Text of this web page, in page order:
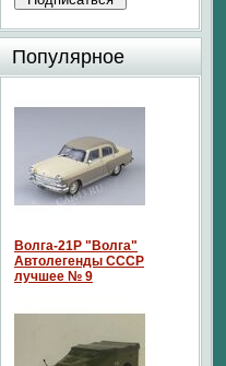
Популярное
Волга-21P "Волга"
Автолегенды СССР
лучшее № 9